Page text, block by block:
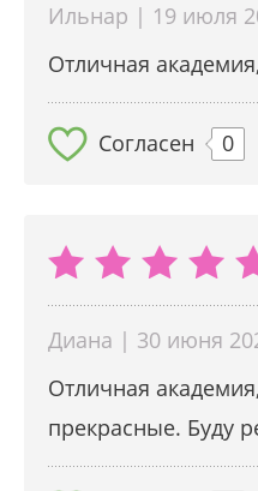
Ильнар | 19 июля
Отличная
Согласен 0
Диана | 30 июня
Отличная
прекрасные. Буду